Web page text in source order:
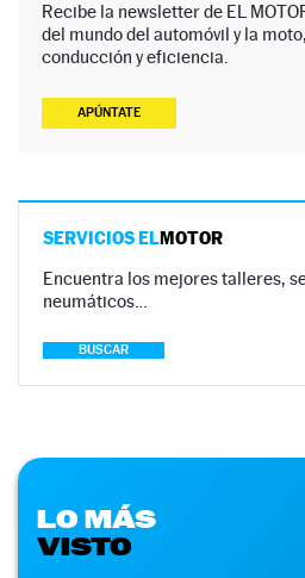
Recibe la newsletter de EL
del mundo del automóvil y la
conducción y eficiencia.
APÚNTATE
SERVICIOS ELMOTOR
Encuentra los mejores talleres,
neumáticos…
BUSCAR
LO MÁS
VISTO